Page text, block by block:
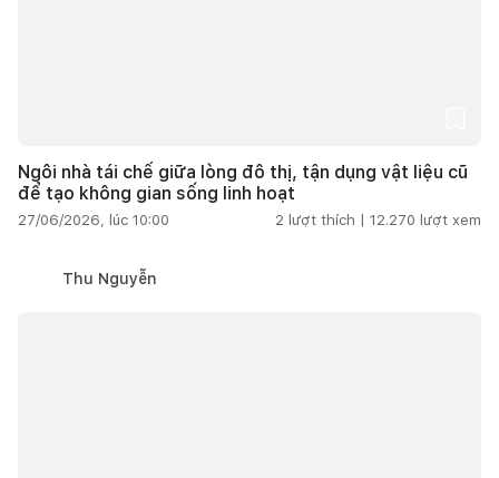
Ngôi nhà tái chế giữa lòng đô thị, tận dụng vật liệu cũ
để tạo không gian sống linh hoạt
27/06/2026, lúc 10:00 2 lượt thích | 12.270 lượt xem
Thu Nguyễn